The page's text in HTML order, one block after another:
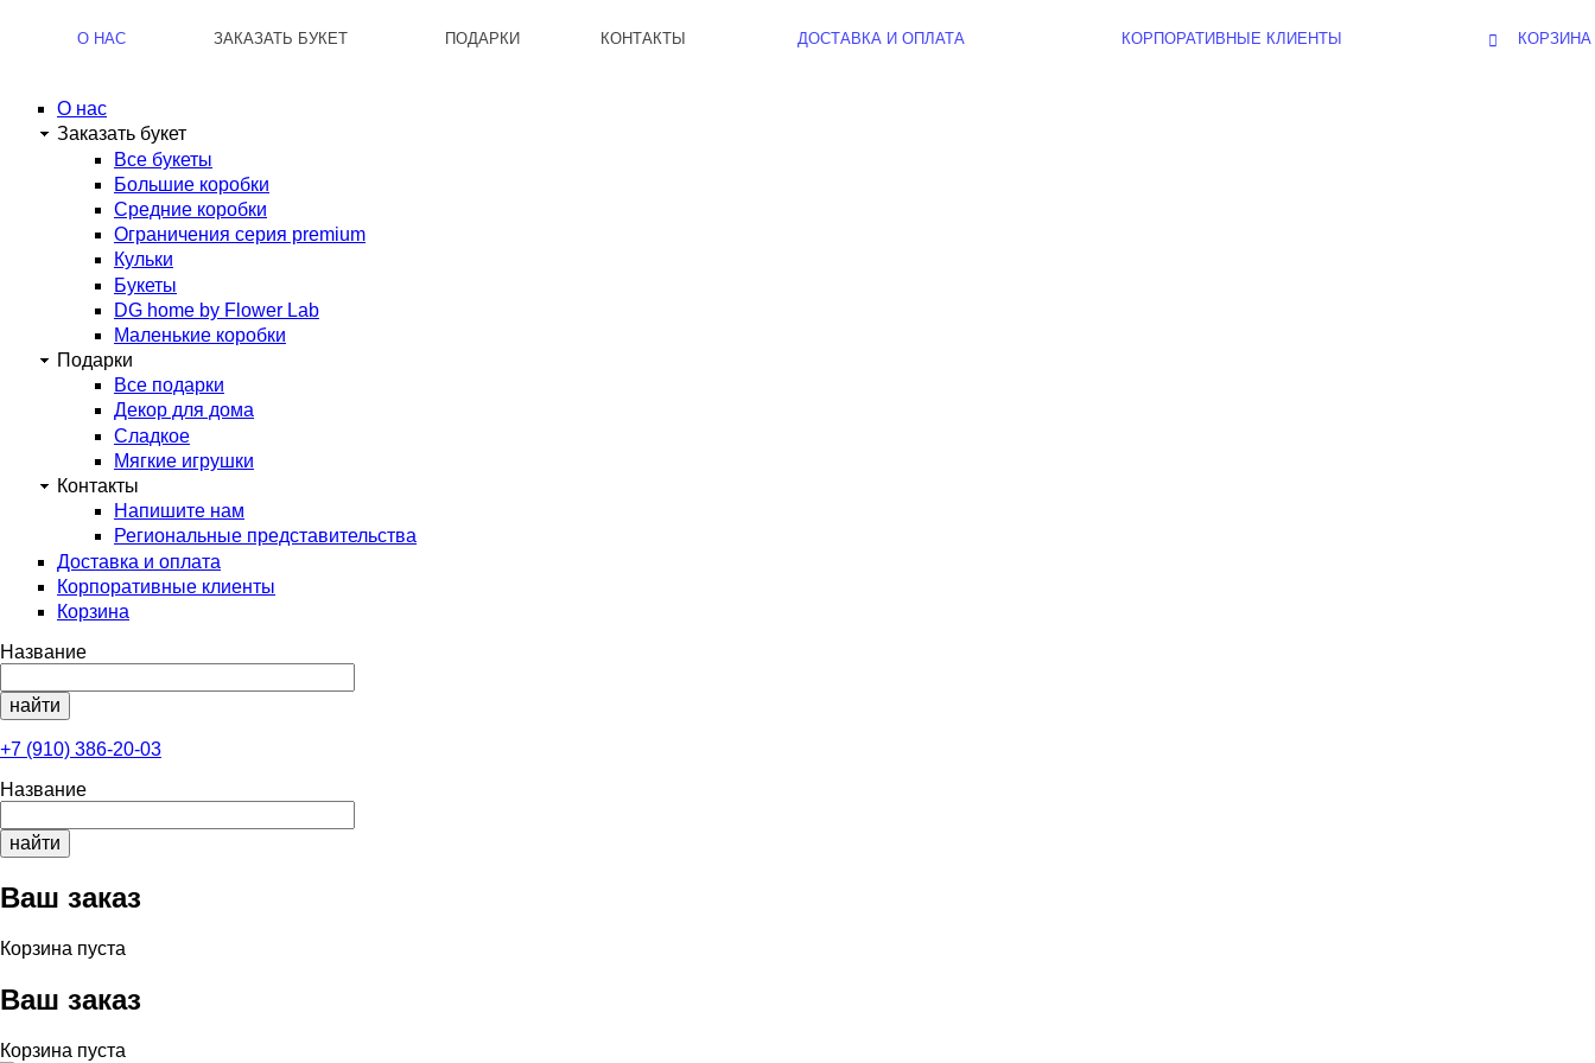
О НАС ЗАКАЗАТЬ БУКЕТ ПОДАРКИ КОНТАКТЫ ДОСТАВКА И ОПЛАТА КОРПОРАТИВНЫЕ КЛИЕНТЫ КОРЗИНА
О нас
Заказать букет
Все букеты
Большие коробки
Средние коробки
Ограничения серия premium
Кульки
Букеты
DG home by Flower Lab
Маленькие коробки
Подарки
Все подарки
Декор для дома
Сладкое
Мягкие игрушки
Контакты
Напишите нам
Региональные представительства
Доставка и оплата
Корпоративные клиенты
Корзина
Название
+7 (910) 386-20-03
Название
Ваш заказ
Корзина пуста
Ваш заказ
Корзина пуста